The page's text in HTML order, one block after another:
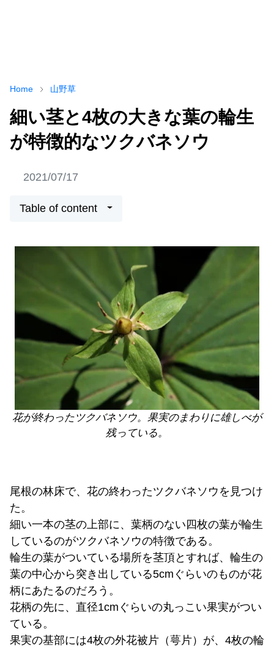
Home 山野草
細い茎と4枚の大きな葉の輪生
が特徴的なツクバネソウ
2021/07/17
Table of content
花が終わったツクバネソウ。果実のまわりに雄しべが
残っている。
尾根の林床で、花の終わったツクバネソウを見つけ
た。
細い一本の茎の上部に、葉柄のない四枚の葉が輪生
しているのがツクバネソウの特徴である。
輪生の葉がついている場所を茎頂とすれば、輪生の
葉の中心から突き出している5cmぐらいのものが花
柄にあたるのだろう。
花柄の先に、直径1cmぐらいの丸っこい果実がつい
ている。
果実の基部には4枚の外花被片（萼片）が、4枚の輪